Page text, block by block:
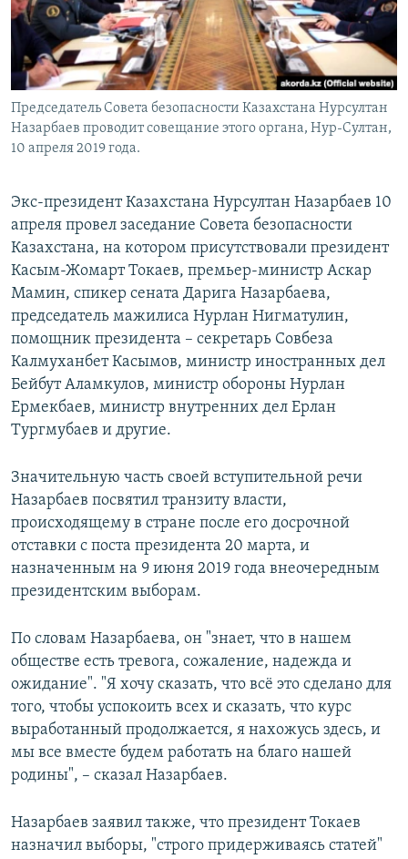
Председатель Совета безопасности Казахстана Нурсултан
Назарбаев проводит совещание этого органа, Нур-Султан,
10 апреля 2019 года.
Экс-президент Казахстана Нурсултан Назарбаев 10
апреля провел заседание Совета безопасности
Казахстана, на котором присутствовали президент
Касым-Жомарт Токаев, премьер-министр Аскар
Мамин, спикер сената Дарига Назарбаева,
председатель мажилиса Нурлан Нигматулин,
помощник президента – секретарь Совбеза
Калмуханбет Касымов, министр иностранных дел
Бейбут Аламкулов, министр обороны Нурлан
Ермекбаев, министр внутренних дел Ерлан
Тургмубаев и другие.
Значительную часть своей вступительной речи
Назарбаев посвятил транзиту власти,
происходящему в стране после его досрочной
отставки с поста президента 20 марта, и
назначенным на 9 июня 2019 года внеочередным
президентским выборам.
По словам Назарбаева, он "знает, что в нашем
обществе есть тревога, сожаление, надежда и
ожидание". "Я хочу сказать, что всё это сделано для
того, чтобы успокоить всех и сказать, что курс
выработанный продолжается, я нахожусь здесь, и
мы все вместе будем работать на благо нашей
родины", –​ сказал Назарбаев.
Назарбаев заявил также, что президент Токаев
назначил выборы, "строго придерживаясь статей"